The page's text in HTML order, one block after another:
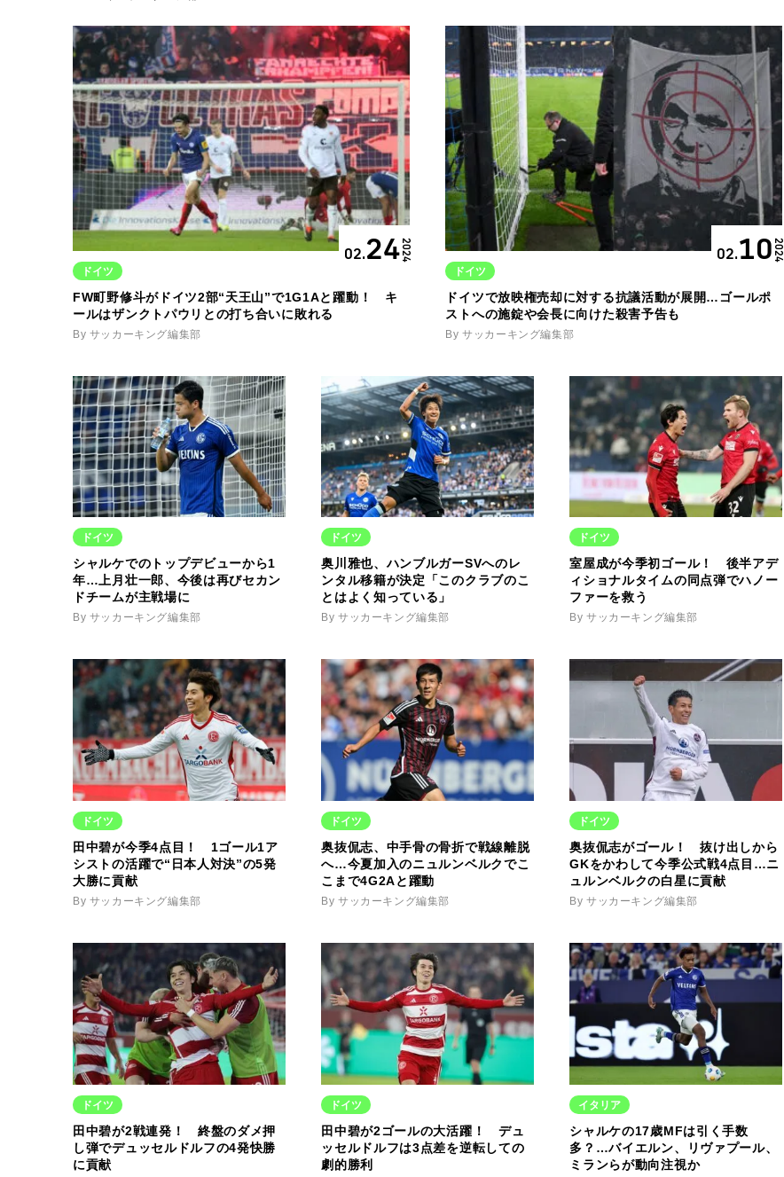
02.242024
ドイツ
FW町野修斗がドイツ2部“天王山”で1G1Aと躍動！ キ
ールはザンクトパウリとの打ち合いに敗れる
By サッカーキング編集部
02.102024
ドイツ
ドイツで放映権売却に対する抗議活動が展開…ゴールポ
ストへの施錠や会長に向けた殺害予告も
By サッカーキング編集部
ドイツ
シャルケでのトップデビューから1
年…上月壮一郎、今後は再びセカン
ドチームが主戦場に
By サッカーキング編集部
ドイツ
奥川雅也、ハンブルガーSVへのレ
ンタル移籍が決定「このクラブのこ
とはよく知っている」
By サッカーキング編集部
ドイツ
室屋成が今季初ゴール！ 後半アデ
ィショナルタイムの同点弾でハノー
ファーを救う
By サッカーキング編集部
ドイツ
田中碧が今季4点目！ 1ゴール1ア
シストの活躍で“日本人対決”の5発
大勝に貢献
By サッカーキング編集部
ドイツ
奥抜侃志、中手骨の骨折で戦線離脱
へ…今夏加入のニュルンベルクでこ
こまで4G2Aと躍動
By サッカーキング編集部
ドイツ
奥抜侃志がゴール！ 抜け出しから
GKをかわして今季公式戦4点目…ニ
ュルンベルクの白星に貢献
By サッカーキング編集部
ドイツ
田中碧が2戦連発！ 終盤のダメ押
し弾でデュッセルドルフの4発快勝
に貢献
ドイツ
田中碧が2ゴールの大活躍！ デュ
ッセルドルフは3点差を逆転しての
劇的勝利
イタリア
シャルケの17歳MFは引く手数
多？…バイエルン、リヴァプール、
ミランらが動向注視か